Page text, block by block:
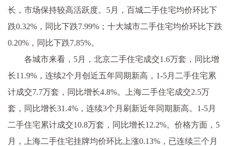
长，市场保持较高活跃度。5月，百城二手住宅均价环比下
跌0.32%，同比下跌7.99%；十大城市二手住宅均价环比下跌
0.20%，同比下跌7.85%。
各城市来看，5月，北京二手住宅成交1.6万套，同比增
长11.9%，连续2个月创近五年同期新高，1-5月二手住宅累
计成交7.7万套，同比增长4.8%。上海二手住宅成交2.5万
套，同比增长31.4%，连续3个月刷新近年同期新高。1-5月
二手住宅累计成交10.8万套，同比增长12.2%。价格方面，5
月，上海二手住宅挂牌均价环比上涨0.13%，已连续三个月